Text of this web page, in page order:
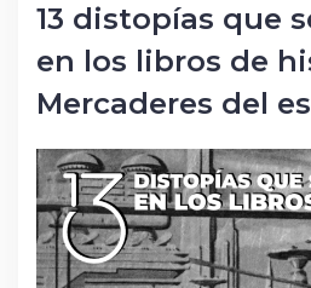
13 distopías que
en los libros de
Mercaderes del